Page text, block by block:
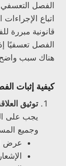
الفصل
اتباع
قانونية مبررة
الفصل تعسفيًا
هناك سبب واضح
كيفية إثبات
توثيق
يجب على
وجميع
عرض